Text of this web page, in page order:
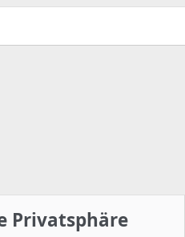
Privatsphäre